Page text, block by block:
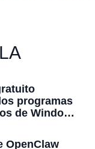
programas
de Windows
el PC,
el uso de la
OpenClaw